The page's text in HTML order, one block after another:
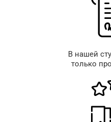
В нашей
только